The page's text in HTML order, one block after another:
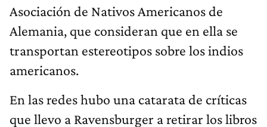
Asociación de Nativos Americanos de
Alemania, que consideran que en ella se
transportan estereotipos sobre los indios
americanos.
En las redes hubo una catarata de críticas
que llevo a Ravensburger a retirar los libros